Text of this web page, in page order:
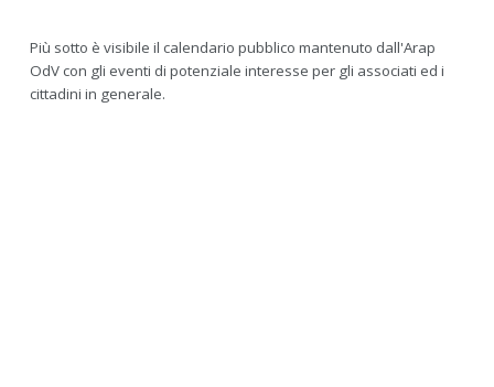
Più sotto è visibile il calendario pubblico mantenuto dall'Arap
OdV con gli eventi di potenziale interesse per gli associati ed i
cittadini in generale.